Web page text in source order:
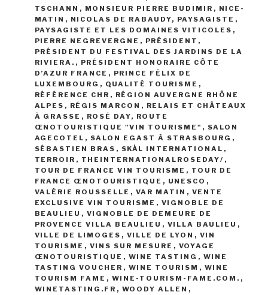
TSCHANN , MONSIEUR PIERRE BUDIMIR , NICE-
MATIN , NICOLAS DE RABAUDY, PAYSAGISTE ,
PAYSAGISTE ET LES DOMAINES VITICOLES ,
PIERRE NEGREVERGNE , PRÉSIDENT ,
PRÉSIDENT DU FESTIVAL DES JARDINS DE LA
RIVIERA. , PRÉSIDENT HONORAIRE CÔTE
D’AZUR FRANCE , PRINCE FÉLIX DE
LUXEMBOURG , QUALITÉ TOURISME ,
RÉFÉRENCE CHR , RÉGION AUVERGNE RHÔNE
ALPES , RÉGIS MARCON , RELAIS ET CHÂTEAUX
À GRASSE , ROSÉ DAY, ROUTE
ŒNOTOURISTIQUE "VIN TOURISME" , SALON
AGECOTEL , SALON EGAST À STRASBOURG ,
SÉBASTIEN BRAS , SKÅL INTERNATIONAL ,
TERROIR , THEINTERNATIONALROSEDAY/ ,
TOUR DE FRANCE VIN TOURISME , TOUR DE
FRANCE ŒNOTOURISTIQUE , UNESCO ,
VALÉRIE ROUSSELLE , VAR MATIN , VENTE
EXCLUSIVE VIN TOURISME , VIGNOBLE DE
BEAULIEU , VIGNOBLE DE DEMEURE DE
PROVENCE VILLA BEAULIEU , VILLA BAULIEU ,
VILLE DE LIMOGES , VILLE DE LYON , VIN
TOURISME , VINS SUR MESURE , VOYAGE
ŒNOTOURISTIQUE , WINE TASTING , WINE
TASTING VOUCHER , WINE TOURISM , WINE
TOURISM FAME , WINE-TOURISM-FAME.COM. ,
WINETASTING.FR , WOODY ALLEN ,